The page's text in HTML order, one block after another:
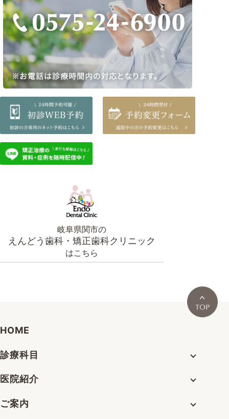
岐阜県関市の
えんどう歯科・矯正歯科クリニック
はこちら
HOME
診療科目
医院紹介
ご案内